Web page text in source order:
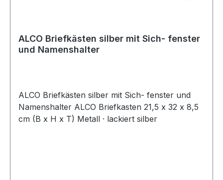
ALCO Briefkästen silber mit Sich- fenster
und Namenshalter
ALCO Briefkästen silber mit Sich- fenster und
Namenshalter ALCO Briefkasten 21,5 x 32 x 8,5
cm (B x H x T) Metall · lackiert silber